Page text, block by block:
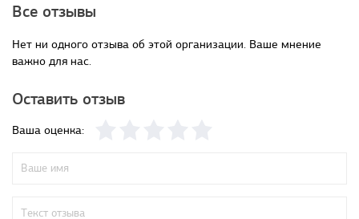
Все отзывы
Нет ни одного отзыва об этой организации. Ваше мнение
важно для нас.
Оставить отзыв
Ваша оценка: